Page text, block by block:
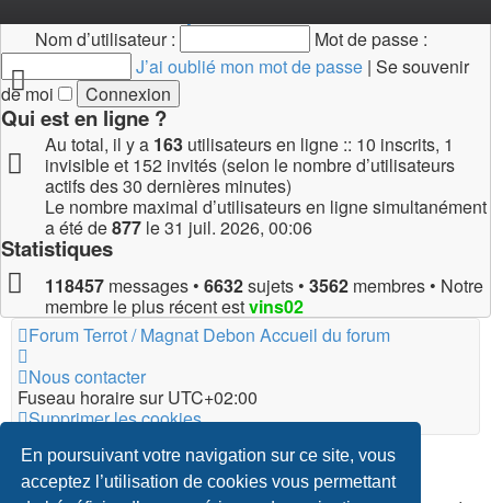
En poursuivant votre navigation sur ce site, vous
acceptez l’utilisation de cookies vous permettant
Nom d’utilisateur :
Mot de passe :
J’ai oublié mon mot de passe | Se souvenir
de moi
Qui est en ligne ?
Au total, il y a 163 utilisateurs en ligne :: 10 inscrits, 1
invisible et 152 invités (selon le nombre d’utilisateurs
actifs des 30 dernières minutes)
Le nombre maximal d’utilisateurs en ligne simultanément
a été de877 le 31 juil. 2026, 00:06
Statistiques
118457 messages • 6632sujets • 3562 membres • Notre
membre le plus récent estvins02
Forum Terrot / Magnat Debon Accueil du forum
Nous contacter
Fuseau horaire surUTC+02:00
Supprimer les cookies
Original Author:Brad Veryard
Updated to 3.3.x by MannixMD
Style version: 3.4.5